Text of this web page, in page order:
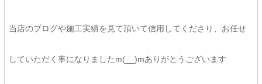
当店のブログや施工実績を見て頂いて信用してくださり、お任せ
していただく事になりましたm(__)mありがとうございます